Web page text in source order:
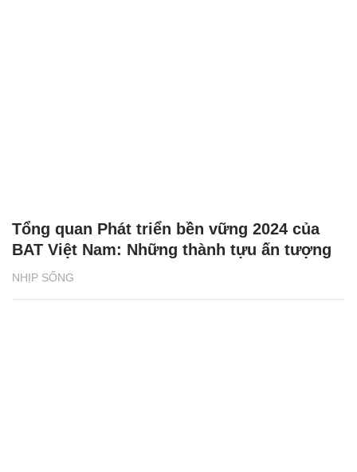
NHỊP SỐNG
Tổng quan Phát triển bền vững 2024 của
BAT Việt Nam: Những thành tựu ấn tượng